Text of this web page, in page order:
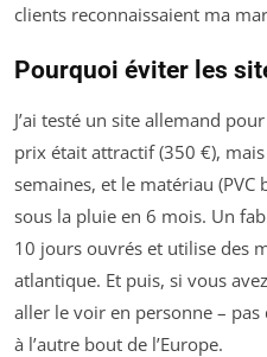
clients reconnaissaient ma
Pourquoi éviter les
J’ai testé un site allemand
prix était attractif (350 €),
semaines, et le matériau (PVC
sous la pluie en 6 mois. Un
10 jours ouvrés et utilise des
atlantique. Et puis, si vous
aller le voir en personne –
à l’autre bout de l’Europe.